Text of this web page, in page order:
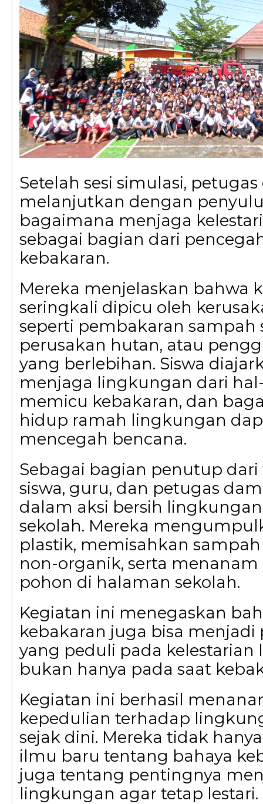
Setelah sesi simulasi,
melanjutkan dengan
bagaimana menjaga
sebagai bagian dari
kebakaran.
Mereka menjelaskan bahwa
seringkali dipicu oleh
seperti pembakaran sampah
perusakan hutan, atau
yang berlebihan. Siswa
menjaga lingkungan dari
memicu kebakaran, dan
hidup ramah lingkungan
mencegah bencana.
Sebagai bagian penutup dari
siswa, guru, dan petugas
dalam aksi bersih
sekolah. Mereka
plastik, memisahkan
non-organik, serta
pohon di halaman sekolah.
Kegiatan ini menegaskan
kebakaran juga bisa
yang peduli pada kelestarian
bukan hanya pada saat
Kegiatan ini berhasil
kepedulian terhadap
sejak dini. Mereka tidak
ilmu baru tentang bahaya
juga tentang pentingnya
lingkungan agar tetap lestari.